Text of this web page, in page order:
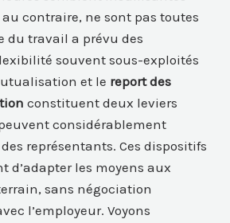
contraire, ne sont pas toutes
du travail a prévu des
souvent sous-exploités
et le report des
constituent deux leviers
considérablement
représentants. Ces dispositifs
d’adapter les moyens aux
sans négociation
l’employeur. Voyons